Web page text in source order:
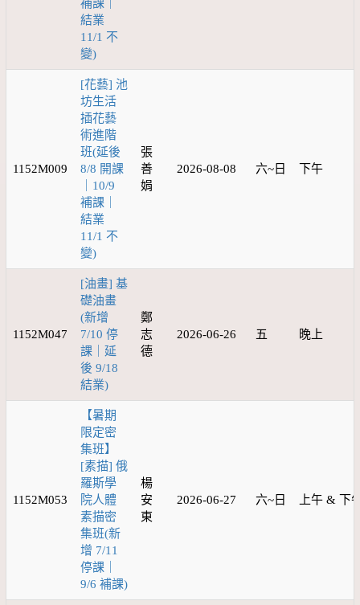
補課｜
結業
11/1 不
變)
1152M009
[花藝] 池
坊生活
插花藝
術進階
班(延後
8/8 開課
｜10/9
補課｜
結業
11/1 不
變)
張
善
娟
2026-08-08 六~日 下午
1152M047
[油畫] 基
礎油畫
(新增
7/10 停
課｜延
後 9/18
結業)
鄭
志
德
2026-06-26 五 晚上
1152M053
【暑期
限定密
集班】
[素描] 俄
羅斯學
院人體
素描密
集班(新
增 7/11
停課｜
9/6 補課)
楊
安
東
2026-06-27 六~日 上午 & 下